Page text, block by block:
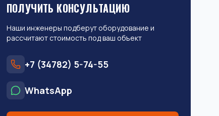
ПОЛУЧИТЬ КОНСУЛЬТАЦИЮ
Наши инженеры подберут оборудование и
рассчитают стоимость под ваш объект
+7 (34782) 5-74-55
WhatsApp